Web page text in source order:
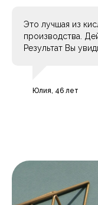
Это лучшая из
производства.
Результат Вы
Юлия, 46 лет